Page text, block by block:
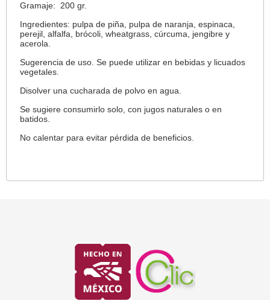
Gramaje: 200 gr.
Ingredientes: pulpa de piña, pulpa de naranja, espinaca,
perejil, alfalfa, brócoli, wheatgrass, cúrcuma, jengibre y
acerola.
Sugerencia de uso. Se puede utilizar en bebidas y licuados
vegetales.
Disolver una cucharada de polvo en agua.
Se sugiere consumirlo solo, con jugos naturales o en
batidos.
No calentar para evitar pérdida de beneficios.